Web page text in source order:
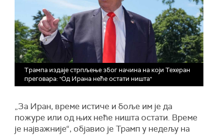
Трампа издаје стрпљење због начина на који Техеран
преговара: "Од Ирана неће остати ништа"
„За Иран, време истиче и боље им је да
пожуре или од њих неће ништа остати. Време
је најважније“, објавио је Трамп у недељу на